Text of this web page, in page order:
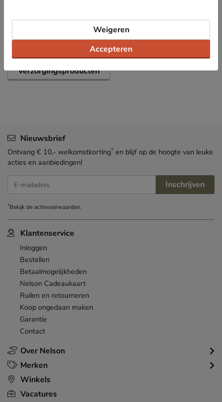
Bekijk meer
Verzorging en accessoires
Verzorgingsproducten
Over Nelson
Klantenservice
Inloggen
Bestellen
Betaalmogelijkheden
Nelson Cadeaukaart
Ruilen en retourneren
Koop ongedaan maken
Garantie
Contact
Merken
Winkels
Vacatures
Nieuwsbrief
Ontvang € 10,- welkomstkorting* en blijf op de hoogte van leuke
acties en aanbiedingen!
E-mailadres Inschrijven
*Bekijk deactievoorwaarden.
Accepteren
Weigeren